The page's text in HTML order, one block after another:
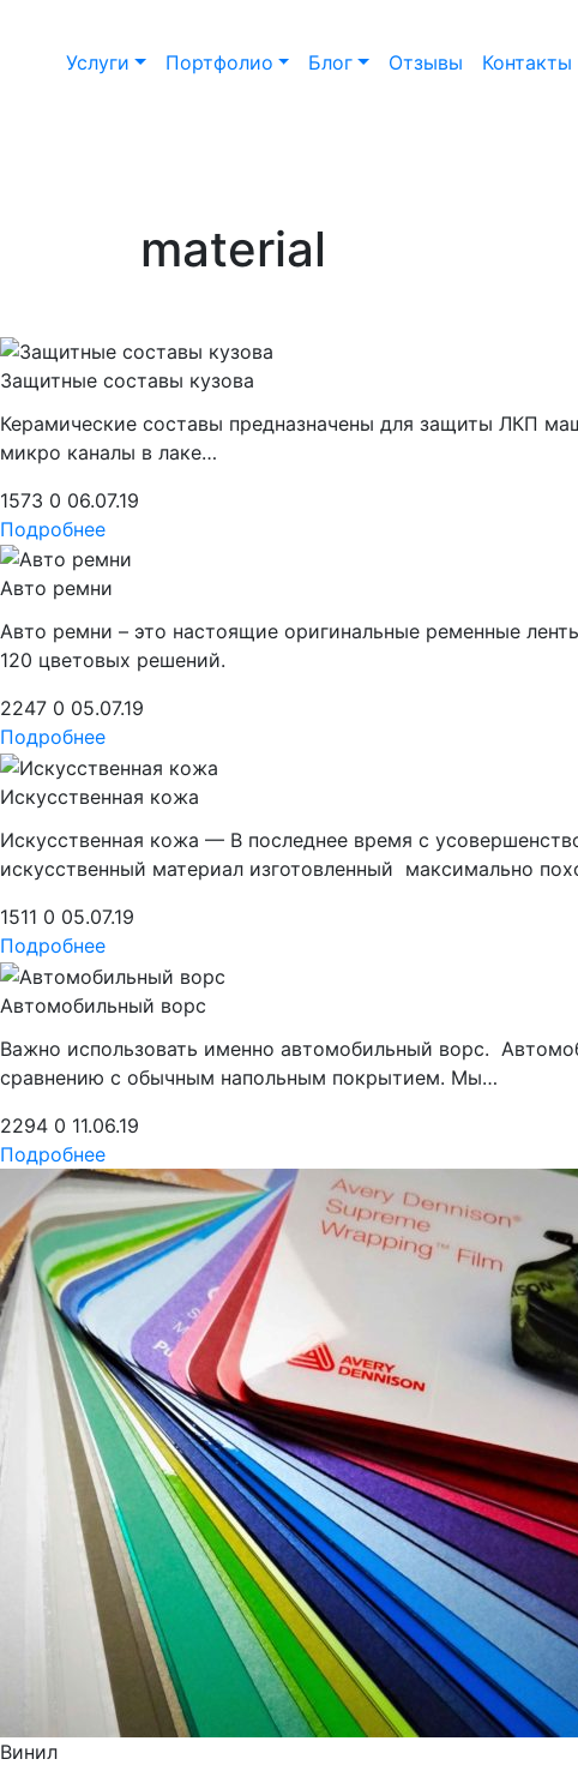
Услуги Портфолио Блог Отзывы Контакты
material
Защитные составы кузова
Керамические составы предназначены для защиты ЛКП
микро каналы в лаке…
1573 0 06.07.19
Подробнее
Авто ремни
Авто ремни – это настоящие оригинальные ременные
120 цветовых решений.
2247 0 05.07.19
Подробнее
Искусственная кожа
Искусственная кожа — В последнее время с
искусственный материал изготовленный максимально
1511 0 05.07.19
Подробнее
Автомобильный ворс
Важно использовать именно автомобильный ворс.
сравнению с обычным напольным покрытием. Мы…
2294 0 11.06.19
Подробнее
Винил